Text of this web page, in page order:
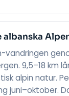
albanska
vandringen
9,5–18 km
alpin natur.
juni–oktober.